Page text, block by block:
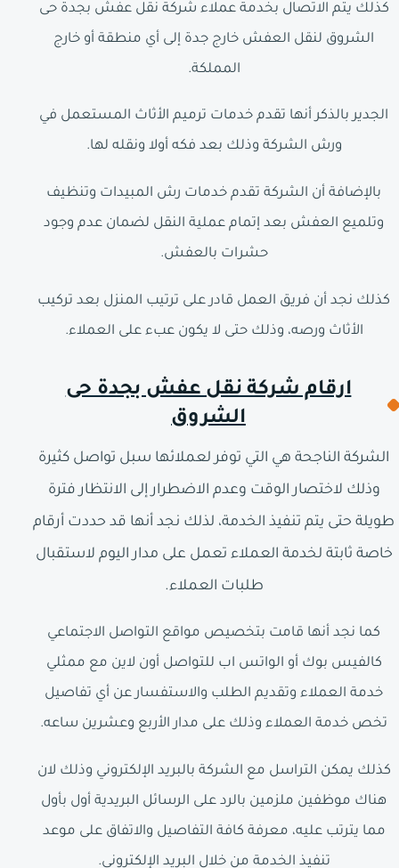
كذلك يتم الاتصال بخدمة عملاء شركة نقل عفش بجدة حى
الشروق لنقل العفش خارج جدة إلى أي منطقة أو خارج
المملكة.
الجدير بالذكر أنها تقدم خدمات ترميم الأثاث المستعمل في
ورش الشركة وذلك بعد فكه أولا ونقله لها.
بالإضافة أن الشركة تقدم خدمات رش المبيدات وتنظيف
وتلميع العفش بعد إتمام عملية النقل لضمان عدم وجود
حشرات بالعفش.
كذلك نجد أن فريق العمل قادر على ترتيب المنزل بعد تركيب
الأثاث ورصه، وذلك حتى لا يكون عبء على العملاء.
ارقام شركة نقل عفش بجدة حى
الشروق
الشركة الناجحة هي التي توفر لعملائها سبل تواصل كثيرة
وذلك لاختصار الوقت وعدم الاضطرار إلى الانتظار فترة
طويلة حتى يتم تنفيذ الخدمة، لذلك نجد أنها قد حددت أرقام
خاصة ثابتة لخدمة العملاء تعمل على مدار اليوم لاستقبال
طلبات العملاء.
كما نجد أنها قامت بتخصيص مواقع التواصل الاجتماعي
كالفيس بوك أو الواتس اب للتواصل أون لاين مع ممثلي
خدمة العملاء وتقديم الطلب والاستفسار عن أي تفاصيل
تخص خدمة العملاء وذلك على مدار الأربع وعشرين ساعه.
كذلك يمكن التراسل مع الشركة بالبريد الإلكتروني وذلك لان
هناك موظفين ملزمين بالرد على الرسائل البريدية أول بأول
مما يترتب عليه، معرفة كافة التفاصيل والاتفاق على موعد
تنفيذ الخدمة من خلال البريد الإلكتروني.